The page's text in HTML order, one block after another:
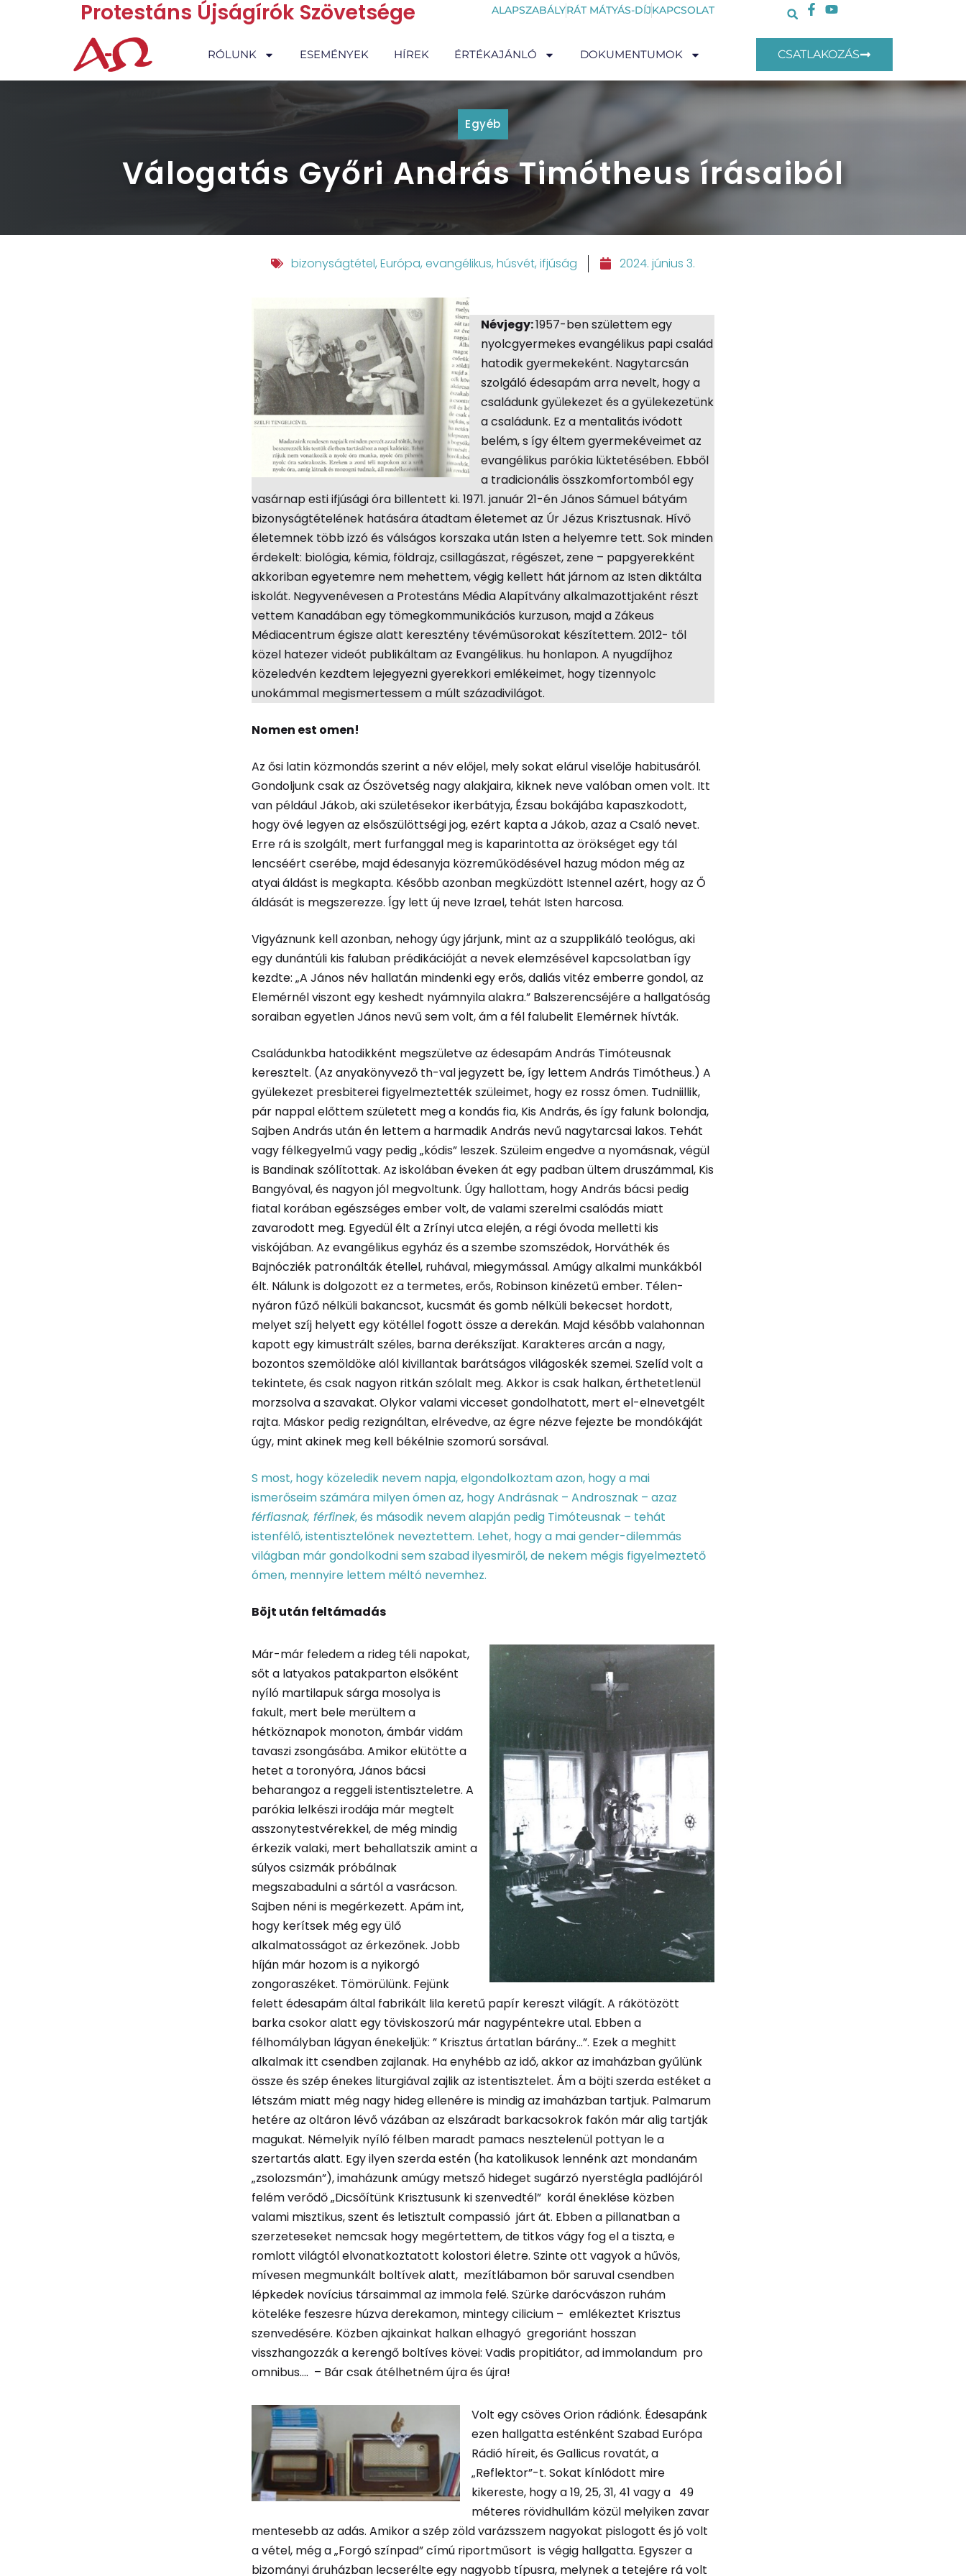
Protestáns Újságírók Szövetsége ALAPSZABÁLYRÁT MÁTYÁS-DÍJKAPCSOLAT
RÓLUNK ESEMÉNYEK HÍREK ÉRTÉKAJÁNLÓ DOKUMENTUMOK CSATLAKOZÁS
Egyéb
Válogatás Győri András Timótheus írásaiból
bizonyságtétel, Európa, evangélikus, húsvét, ifjúság 2024. június 3.
Névjegy:1957-ben születtem egy
nyolcgyermekes evangélikus papi család
hatodik gyermekeként. Nagytarcsán
szolgáló édesapám arra nevelt, hogy a
családunk gyülekezet és a gyülekezetünk
a családunk. Ez a mentalitás ivódott
belém, s így éltem gyermekéveimet az
evangélikus parókia lüktetésében. Ebből
a tradicionális összkomfortomból egy
vasárnap esti ifjúsági óra billentett ki. 1971. január 21-én János Sámuel bátyám
bizonyságtételének hatására átadtam életemet az Úr Jézus Krisztusnak. Hívő
életemnek több izzó és válságos korszaka után Isten a helyemre tett. Sok minden
érdekelt: biológia, kémia, földrajz, csillagászat, régészet, zene – papgyerekként
akkoriban egyetemre nem mehettem, végig kellett hát járnom az Isten diktálta
iskolát. Negyvenévesen a Protestáns Média Alapítvány alkalmazottjaként részt
vettem Kanadában egy tömegkommunikációs kurzuson, majd a Zákeus
Médiacentrum égisze alatt keresztény tévéműsorokat készítettem. 2012- től
közel hatezer videót publikáltam az Evangélikus. hu honlapon. A nyugdíjhoz
közeledvén kezdtem lejegyezni gyerekkori emlékeimet, hogy tizennyolc
unokámmal megismertessem a múlt századivilágot.
Nomen est omen!
Az ősi latin közmondás szerint a név előjel, mely sokat elárul viselője habitusáról.
Gondoljunk csak az Ószövetség nagy alakjaira, kiknek neve valóban omen volt. Itt
van például Jákob, aki születésekor ikerbátyja, Ézsau bokájába kapaszkodott,
hogy övé legyen az elsőszülöttségi jog, ezért kapta a Jákob, azaz a Csaló nevet.
Erre rá is szolgált, mert furfanggal meg is kaparintotta az örökséget egy tál
lencséért cserébe, majd édesanyja közreműködésével hazug módon még az
atyai áldást is megkapta. Később azonban megküzdött Istennel azért, hogy az Ő
áldását is megszerezze. Így lett új neve Izrael, tehát Isten harcosa.
Vigyáznunk kell azonban, nehogy úgy járjunk, mint az a szupplikáló teológus, aki
egy dunántúli kis faluban prédikációját a nevek elemzésével kapcsolatban így
kezdte: „A János név hallatán mindenki egy erős, daliás vitéz emberre gondol, az
Elemérnél viszont egy keshedt nyámnyila alakra.” Balszerencséjére a hallgatóság
soraiban egyetlen János nevű sem volt, ám a fél falubelit Elemérnek hívták.
Családunkba hatodikként megszületve az édesapám András Timóteusnak
keresztelt. (Az anyakönyvező th-val jegyzett be, így lettem András Timótheus.) A
gyülekezet presbiterei figyelmeztették szüleimet, hogy ez rossz ómen. Tudniillik,
pár nappal előttem született meg a kondás fia, Kis András, és így falunk bolondja,
Sajben András után én lettem a harmadik András nevű nagytarcsai lakos. Tehát
vagy félkegyelmű vagy pedig „kódis” leszek. Szüleim engedve a nyomásnak, végül
is Bandinak szólítottak. Az iskolában éveken át egy padban ültem druszámmal, Kis
Bangyóval, és nagyon jól megvoltunk. Úgy hallottam, hogy András bácsi pedig
fiatal korában egészséges ember volt, de valami szerelmi csalódás miatt
zavarodott meg. Egyedül élt a Zrínyi utca elején, a régi óvoda melletti kis
viskójában. Az evangélikus egyház és a szembe szomszédok, Horváthék és
Bajnócziék patronálták étellel, ruhával, miegymással. Amúgy alkalmi munkákból
élt. Nálunk is dolgozott ez a termetes, erős, Robinson kinézetű ember. Télen-
nyáron fűző nélküli bakancsot, kucsmát és gomb nélküli bekecset hordott,
melyet szíj helyett egy kötéllel fogott össze a derekán. Majd később valahonnan
kapott egy kimustrált széles, barna derékszíjat. Karakteres arcán a nagy,
bozontos szemöldöke alól kivillantak barátságos világoskék szemei. Szelíd volt a
tekintete, és csak nagyon ritkán szólalt meg. Akkor is csak halkan, érthetetlenül
morzsolva a szavakat. Olykor valami vicceset gondolhatott, mert el-elnevetgélt
rajta. Máskor pedig rezignáltan, elrévedve, az égre nézve fejezte be mondókáját
úgy, mint akinek meg kell békélnie szomorú sorsával.
S most, hogy közeledik nevem napja, elgondolkoztam azon, hogy a mai
ismerőseim számára milyen ómen az, hogy Andrásnak – Androsznak­ – azaz
férfiasnak, férfinek, és második nevem alapján pedig Timóteusnak – tehát
istenfélő, istentisztelőnek neveztettem. Lehet, hogy a mai gender-dilemmás
világban már gondolkodni sem szabad ilyesmiről, de nekem mégis figyelmeztető
ómen, mennyire lettem méltó nevemhez.
Böjt után feltámadás
Már-már feledem a rideg téli napokat,
sőt a latyakos patakparton elsőként
nyíló martilapuk sárga mosolya is
fakult, mert bele merültem a
hétköznapok monoton, ámbár vidám
tavaszi zsongásába. Amikor elütötte a
hetet a toronyóra, János bácsi
beharangoz a reggeli istentiszteletre. A
parókia lelkészi irodája már megtelt
asszonytestvérekkel, de még mindig
érkezik valaki, mert behallatszik amint a
súlyos csizmák próbálnak
megszabadulni a sártól a vasrácson.
Sajben néni is megérkezett. Apám int,
hogy kerítsek még egy ülő
alkalmatosságot az érkezőnek. Jobb
híján már hozom is a nyikorgó
zongoraszéket. Tömörülünk. Fejünk
felett édesapám által fabrikált lila keretű papír kereszt világít. A rákötözött
barka csokor alatt egy töviskoszorú már nagypéntekre utal. Ebben a
félhomályban lágyan énekeljük: ” Krisztus ártatlan bárány…”. Ezek a meghitt
alkalmak itt csendben zajlanak. Ha enyhébb az idő, akkor az imaházban gyűlünk
össze és szép énekes liturgiával zajlik az istentisztelet. Ám a böjti szerda estéket a
létszám miatt még nagy hideg ellenére is mindig az imaházban tartjuk. Palmarum
hetére az oltáron lévő vázában az elszáradt barkacsokrok fakón már alig tartják
magukat. Némelyik nyíló félben maradt pamacs nesztelenül pottyan le a
szertartás alatt. Egy ilyen szerda estén (ha katolikusok lennénk azt mondanám
„zsolozsmán”), imaházunk amúgy metsző hideget sugárzó nyerstégla padlójáról
felém verődő „Dicsőítünk Krisztusunk ki szenvedtél” korál éneklése közben
valami misztikus, szent és letisztult compassió járt át. Ebben a pillanatban a
szerzeteseket nemcsak hogy megértettem, de titkos vágy fog el a tiszta, e
romlott világtól elvonatkoztatott kolostori életre. Szinte ott vagyok a hűvös,
mívesen megmunkált boltívek alatt, mezítlábamon bőr saruval csendben
lépkedek novícius társaimmal az immola felé. Szürke darócvászon ruhám
köteléke feszesre húzva derekamon, mintegy cilicium – emlékeztet Krisztus
szenvedésére. Közben ajkainkat halkan elhagyó gregoriánt hosszan
visszhangozzák a kerengő boltíves kövei: Vadis propitiátor, ad immolandum pro
omnibus…. – Bár csak átélhetném újra és újra!
Volt egy csöves Orion rádiónk. Édesapánk
ezen hallgatta esténként Szabad Európa
Rádió híreit, és Gallicus rovatát, a
„Reflektor”-t. Sokat kínlódott mire
kikereste, hogy a 19, 25, 31, 41 vagy a 49
méteres rövidhullám közül melyiken zavar
mentesebb az adás. Amikor a szép zöld varázsszem nagyokat pislogott és jó volt
a vétel, még a „Forgó színpad” címú riportműsort is végig hallgatta. Egyszer a
bizományi áruházban lecserélte egy nagyobb típusra, melynek a tetejére rá volt